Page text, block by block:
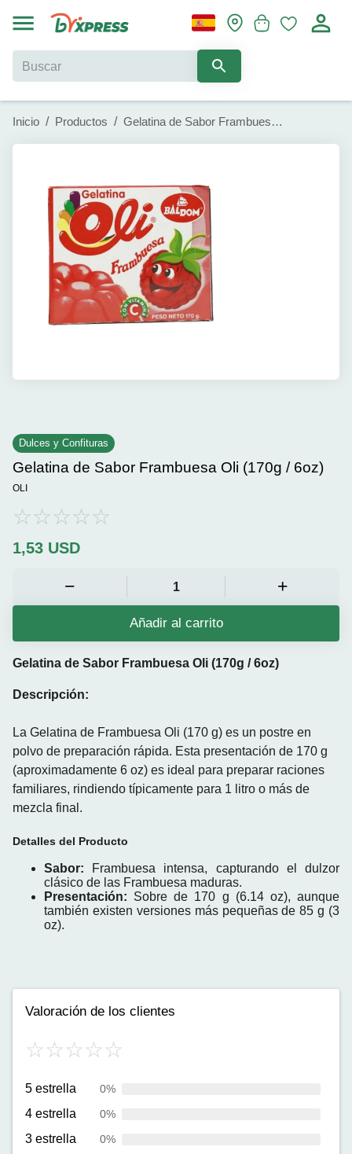
Inicio / Productos / Gelatina de Sabor Frambuesa Oli (170g / 6oz)
Dulces y Confituras
Gelatina de Sabor Frambuesa Oli (170g / 6oz)
OLI
1,53 USD
Añadir al carrito
Gelatina de Sabor Frambuesa Oli (170g / 6oz)
Descripción:
La Gelatina de Frambuesa Oli (170 g) es un postre en
polvo de preparación rápida. Esta presentación de 170 g
(aproximadamente 6 oz) es ideal para preparar raciones
familiares, rindiendo típicamente para 1 litro o más de
mezcla final.
Detalles del Producto
Sabor: Frambuesa intensa, capturando el dulzor
clásico de las Frambuesa maduras.
Presentación: Sobre de 170 g (6.14 oz), aunque
también existen versiones más pequeñas de 85 g (3
oz).
Valoración de los clientes
5 estrella 0%
4 estrella 0%
3 estrella 0%